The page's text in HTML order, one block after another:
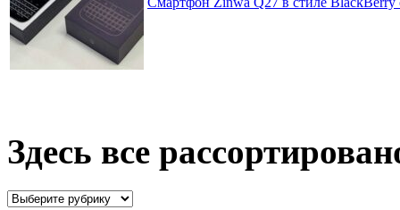
Здесь все
Здесь